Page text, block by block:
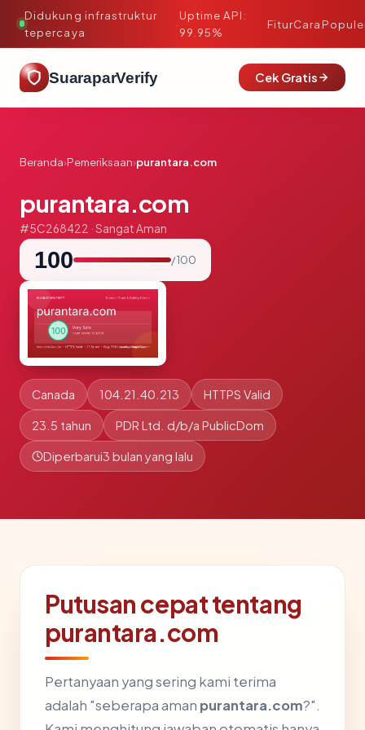
Didukung infrastruktur
tepercaya
·
Uptime API:
99.95%
FiturCara
SuaraparVerify Cek Gratis
Beranda›Pemeriksaan›purantara.com
purantara.com
#5C268422 · Sangat Aman
100 / 100
Canada 104.21.40.213 HTTPS Valid
23.5 tahun PDR Ltd. d/b/a PublicDom
Diperbarui3 bulan yang lalu
Putusan cepat tentang
purantara.com
Pertanyaan yang sering kami terima
adalah "seberapa aman purantara.com?".